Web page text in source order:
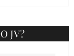
JV?